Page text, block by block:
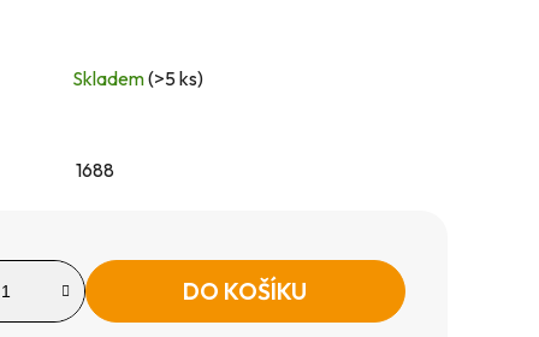
Skladem(>5 ks)
1688
DO KOŠÍKU